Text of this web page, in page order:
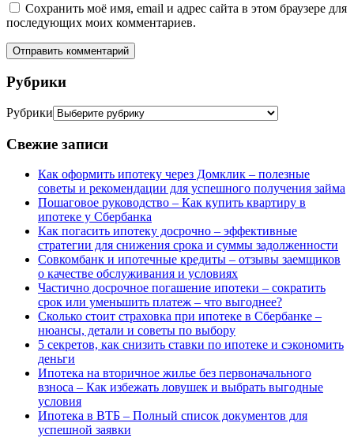
Сохранить моё имя, email и адрес сайта в этом браузере для
последующих моих комментариев.
Рубрики
Рубрики
Свежие записи
Как оформить ипотеку через Домклик – полезные
советы и рекомендации для успешного получения займа
Пошаговое руководство – Как купить квартиру в
ипотеке у Сбербанка
Как погасить ипотеку досрочно – эффективные
стратегии для снижения срока и суммы задолженности
Совкомбанк и ипотечные кредиты – отзывы заемщиков
о качестве обслуживания и условиях
Частично досрочное погашение ипотеки – сократить
срок или уменьшить платеж – что выгоднее?
Сколько стоит страховка при ипотеке в Сбербанке –
нюансы, детали и советы по выбору
5 секретов, как снизить ставки по ипотеке и сэкономить
деньги
Ипотека на вторичное жилье без первоначального
взноса – Как избежать ловушек и выбрать выгодные
условия
Ипотека в ВТБ – Полный список документов для
успешной заявки